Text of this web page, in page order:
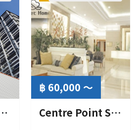
(カシア ラマ9 バンコク)
฿ 60,000 ～
Centre Point Sukhumvit 10 ( センターポイント スクンビット10 )